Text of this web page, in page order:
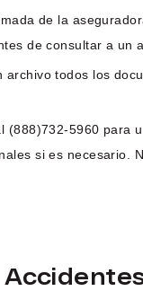
de la
de consultar a un
archivo todos los
(888)732-5960 para
si es necesario.